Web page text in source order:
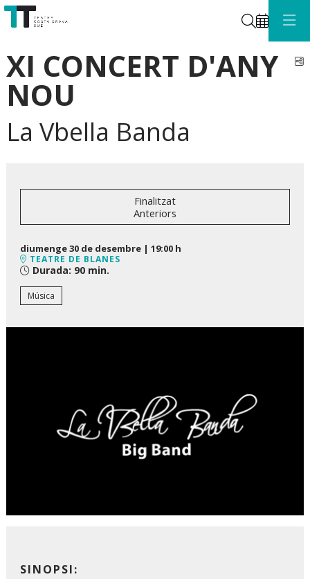
Cerca
XI CONCERT D'ANY
NOU
La Vbella Banda
Finalitzat
Anteriors
diumenge 30 de desembre | 19:00 h
TEATRE DE BLANES
Durada: 90 min.
Música
SINOPSI: